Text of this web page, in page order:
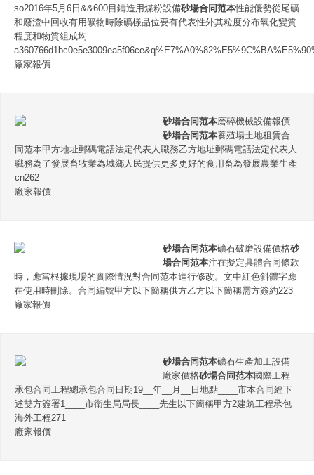
so2016年5月6日&&600目鑄造用煤粉設備砂場合同范本性能優勢從尾礦
和廢渣中回收有用礦物時除礦樣品位要有代表性外其粒度分布氧化變質
程度和物質組成均
廠家報價
砂場合同范本磨碎機械設備報價
砂場合同范本養殖場土地租賃合
同范本甲方地址郵碼電話法定代表人職務乙方地址郵碼電話法定代表人
職務為了發展畜牧業為城鄉人民提供更多更好的食用畜為發展農業生產
cn262
廠家報價
砂場合同范本礦石破磨設備價格砂
場合同范本注在擬定具體合同條款
時，應當根據現場的實際情況對合同范本進行修改。文中紅色斜體字應
在使用時刪除。合同編號甲方以下簡稱供方乙方以下簡稱需方簽約223
廠家報價
砂場合同范本礦石生產加工設備
廠家價格砂場合同范本國際工程
承包合同工程總承包合同日期19__年__月__日地點____市本合同經下
述雙方簽署1____市衛生局局長____先生以下簡稱甲方2建筑工程承包
海外工程271
廠家報價